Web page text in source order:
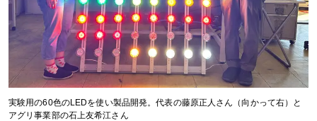
実験用の60色のLEDを使い製品開発。代表の藤原正人さん（向かって右）と
アグリ事業部の石上友希江さん